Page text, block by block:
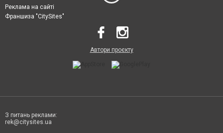
Реклама на сайті
Франшиза "CitySites"
Автори проєкту
З питань реклами:
rek@citysites.ua